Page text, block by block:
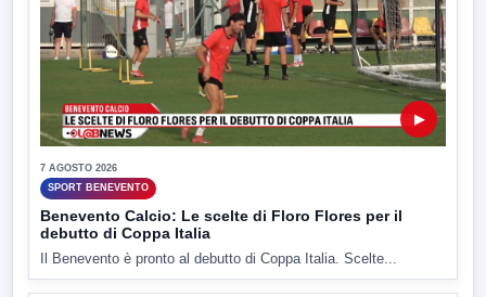
▶
7 AGOSTO 2026
SPORT BENEVENTO
Benevento Calcio: Le scelte di Floro Flores per il
debutto di Coppa Italia
Il Benevento è pronto al debutto di Coppa Italia. Scelte...